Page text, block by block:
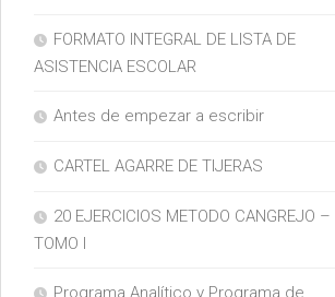
FORMATO INTEGRAL DE LISTA DE
ASISTENCIA ESCOLAR
Antes de empezar a escribir
CARTEL AGARRE DE TIJERAS
20 EJERCICIOS METODO CANGREJO –
TOMO I
Programa Analítico y Programa de